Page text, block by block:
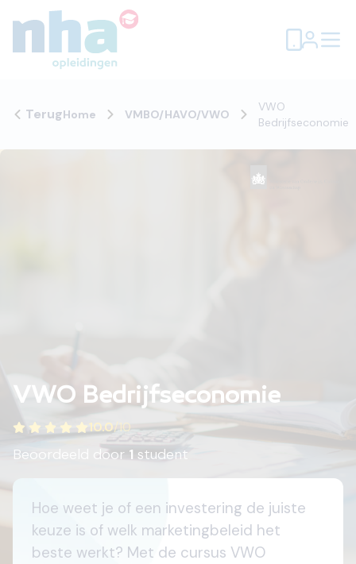
TerugHome VMBO/HAVO/VWO
VWO
Bedrijfseconomie
VWO Bedrijfseconomie
10.0/10
Beoordeeld door 1 student
Hoe weet je of een investering de juiste
keuze is of welk marketingbeleid het
beste werkt? Met de cursus VWO